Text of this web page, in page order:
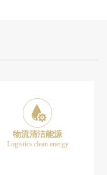
物流清洁能源
Logistics clean energy